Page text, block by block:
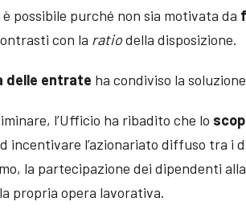
possibile purché non sia motivata da
con la ratiodella disposizione.
delle entrate ha condiviso la
l’Ufficio ha ribadito che lo
incentivare l’azionariato diffuso tra i
la partecipazione dei dipendenti
propria opera lavorativa.